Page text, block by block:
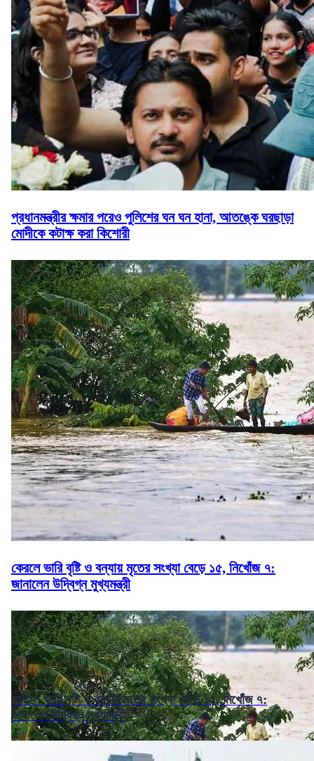
প্রধানমন্ত্রীর ক্ষমার পরেও পুলিশের ঘন ঘন হানা, আতঙ্কে ঘরছাড়া
মোদীকে কটাক্ষ করা কিশোরী
কেরলে ভারি বৃষ্টি ও বন্যায় মৃতের সংখ্যা বেড়ে ১৫, নিখোঁজ ৭:
জানালেন উদ্বিগ্ন মুখ্যমন্ত্রী
কেরলে ভারি বৃষ্টি ও বন্যায় মৃতের সংখ্যা বেড়ে ১৫, নিখোঁজ ৭:
জানালেন উদ্বিগ্ন মুখ্যমন্ত্রী